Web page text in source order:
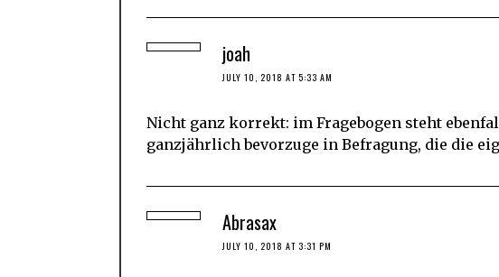
joah
JULY 10, 2018 AT 5:33 AM
Nicht ganz korrekt: im Fragebogen steht
ganzjährlich bevorzuge in Befragung, die die
Abrasax
JULY 10, 2018 AT 3:31 PM